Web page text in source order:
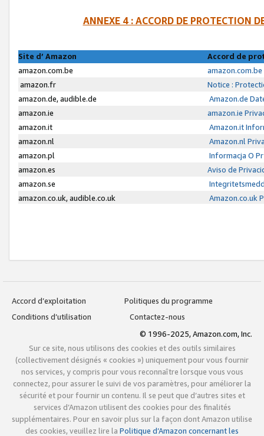
ANNEXE 4 : ACCORD DE PROTECTION
Site d’ Amazon
Accord de
amazon.com.be
amazon.fr
Notice :
amazon.de, audible.de
Amazon.de
amazon.ie
amazon.ie
amazon.it
Amazon.it
amazon.nl
Amazon.nl
amazon.pl
Informacja O
amazon.es
Aviso de
amazon.se
amazon.co.uk, audible.co.uk
Amazon.co.uk
Accord d’exploitation
Politiques du programme
Conditions d’utilisation
Contactez-nous
© 1996-2025, Amazon.com, Inc.
Sur ce site, nous utilisons des cookies et des outils similaires
(collectivement désignés « cookies ») uniquement pour vous fournir
nos services, y compris pour vous reconnaître lorsque vous vous
connectez, pour assurer le suivi de vos paramètres, pour améliorer la
sécurité et pour fournir un contenu. Il se peut que d’autres sites et
services d’Amazon utilisent des cookies pour des finalités
supplémentaires. Pour en savoir plus sur la façon dont Amazon utilise
des cookies, veuillez lire la Politique d’Amazon concernant les